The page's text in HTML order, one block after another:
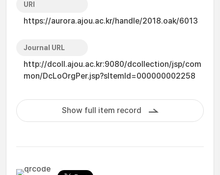
URI
https://aurora.ajou.ac.kr/handle/2018.oak/6013
Journal URL
http://dcoll.ajou.ac.kr:9080/dcollection/jsp/com
mon/DcLoOrgPer.jsp?sItemId=000000002258
Show full item record